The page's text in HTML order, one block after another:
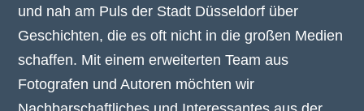
und nah am Puls der Stadt Düsseldorf über
Geschichten, die es oft nicht in die großen Medien
schaffen. Mit einem erweiterten Team aus
Fotografen und Autoren möchten wir